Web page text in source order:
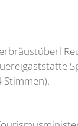
Stimmen).